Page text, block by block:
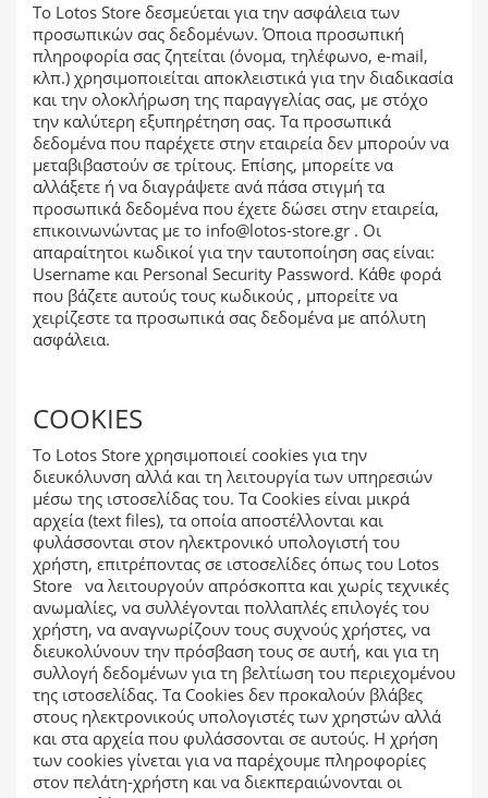
Το Lotos Store δεσμεύεται για την ασφάλεια των
προσωπικών σας δεδομένων. Όποια προσωπική
πληροφορία σας ζητείται (όνομα, τηλέφωνο, e-mail,
κλπ.) χρησιμοποιείται αποκλειστικά για την διαδικασία
και την ολοκλήρωση της παραγγελίας σας, με στόχο
την καλύτερη εξυπηρέτηση σας. Τα προσωπικά
δεδομένα που παρέχετε στην εταιρεία δεν μπορούν να
μεταβιβαστούν σε τρίτους. Επίσης, μπορείτε να
αλλάξετε ή να διαγράψετε ανά πάσα στιγμή τα
προσωπικά δεδομένα που έχετε δώσει στην εταιρεία,
επικοινωνώντας με το info@lotos-store.gr . Οι
απαραίτητοι κωδικοί για την ταυτοποίηση σας είναι:
Username και Personal Security Password. Κάθε φορά
που βάζετε αυτούς τους κωδικούς , μπορείτε να
χειρίζεστε τα προσωπικά σας δεδομένα με απόλυτη
ασφάλεια.
COOKIES
Το Lotos Store χρησιμοποιεί cookies για την
διευκόλυνση αλλά και τη λειτουργία των υπηρεσιών
μέσω της ιστοσελίδας του. Τα Cookies είναι μικρά
αρχεία (text files), τα οποία αποστέλλονται και
φυλάσσονται στον ηλεκτρονικό υπολογιστή του
χρήστη, επιτρέποντας σε ιστοσελίδες όπως του Lotos
Store να λειτουργούν απρόσκοπτα και χωρίς τεχνικές
ανωμαλίες, να συλλέγονται πολλαπλές επιλογές του
χρήστη, να αναγνωρίζουν τους συχνούς χρήστες, να
διευκολύνουν την πρόσβαση τους σε αυτή, και για τη
συλλογή δεδομένων για τη βελτίωση του περιεχομένου
της ιστοσελίδας. Τα Cookies δεν προκαλούν βλάβες
στους ηλεκτρονικούς υπολογιστές των χρηστών αλλά
και στα αρχεία που φυλάσσονται σε αυτούς. Η χρήση
των cookies γίνεται για να παρέχουμε πληροφορίες
στον πελάτη-χρήστη και να διεκπεραιώνονται οι